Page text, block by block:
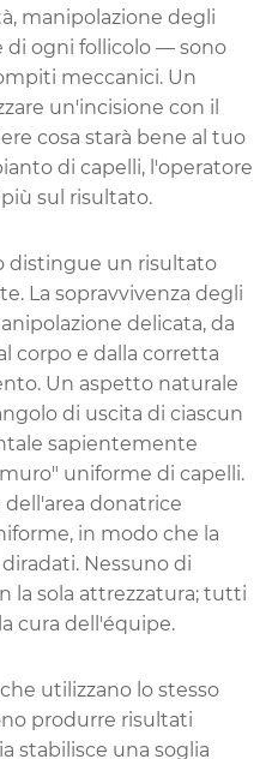
manipolazione degli
di ogni follicolo — sono
meccanici. Un
un'incisione con il
cosa starà bene al tuo
di capelli, l'operatore
sul risultato.
distingue un risultato
La sopravvivenza degli
delicata, da
corpo e dalla corretta
Un aspetto naturale
di uscita di ciascun
sapientemente
uniforme di capelli.
donatrice
in modo che la
Nessuno di
la sola attrezzatura; tutti
cura dell'équipe.
utilizzano lo stesso
produrre risultati
stabilisce una soglia